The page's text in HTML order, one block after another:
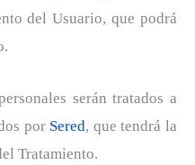
del Usuario, que podrá
serán tratados a
por Sered, que tendrá la
Tratamiento.